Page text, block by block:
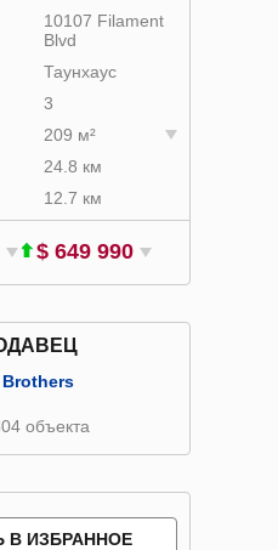
10107 Filament
Blvd
Таунхаус
3
209 м²
24.8 км
12.7 км
$ 649 990
объекта
В ИЗБРАННОЕ